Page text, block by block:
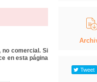
no comercial. Si
en esta página
Tweet